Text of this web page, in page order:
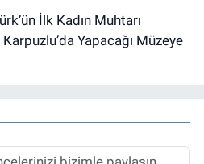
İlk Kadın Muhtarı
Yapacağı Müzeye